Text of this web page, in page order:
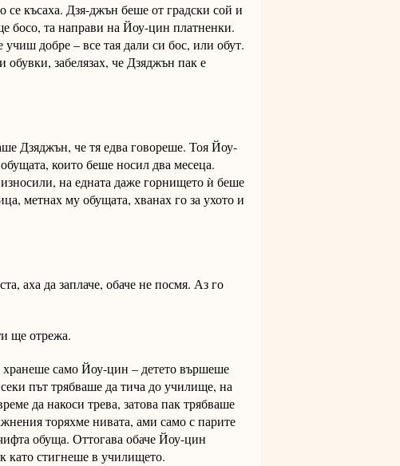
се късаха. Дзя-джън беше от градски сой и
босо, та направи на Йоу-цин платненки.
добре – все тая дали си бос, или обут.
обувки, забелязах, че Дзяджън пак е
Дзяджън, че тя едва говореше. Тоя Йоу-
които беше носил два месеца.
на едната даже горнището ѝ беше
метнах му обущата, хванах го за ухото и
аха да заплаче, обаче не посмя. Аз го
ще отрежа.
само Йоу-цин – детето вършеше
път трябваше да тича до училище, на
да накоси трева, затова пак трябваше
торяхме нивата, ами само с парите
обуща. Оттогава обаче Йоу-цин
като стигнеше в училището.